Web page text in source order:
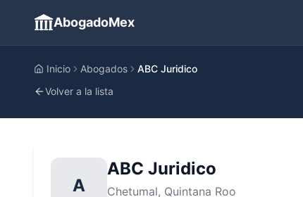
AbogadoMex
Inicio Abogados
ABC Juridico
Volver a la lista
A
ABC Juridico
Chetumal, Quintana Roo